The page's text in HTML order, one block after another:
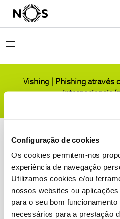
Configuração de cookies
Os cookies permitem-nos
experiência de navegação
Utilizamos cookies e/ou
nossos websites ou
para o seu bom
necessários para a prestação
Vishing | Phishing através
internacionais/
Condições do Fórum NOS